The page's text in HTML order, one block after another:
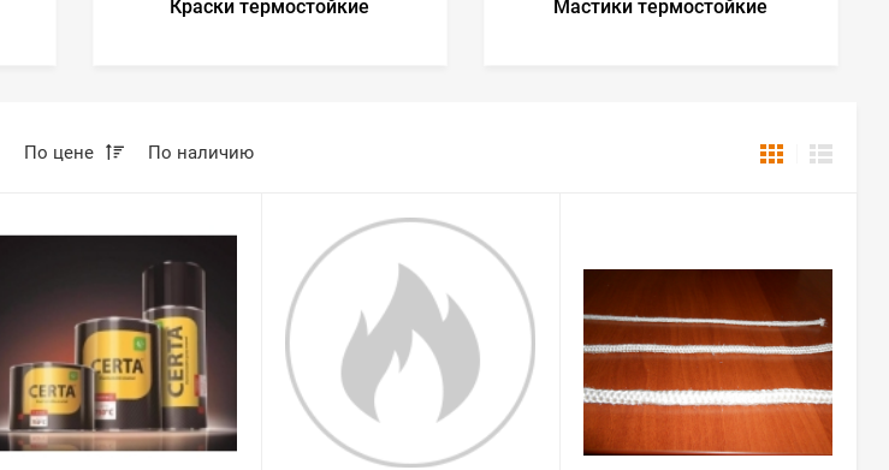
Краски термостойкие Мастики термостойкие
По цене По наличию